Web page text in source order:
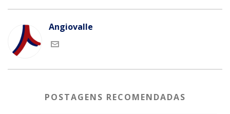
Angiovalle
POSTAGENS RECOMENDADAS